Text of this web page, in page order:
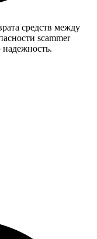
средств между
scammer
надежность.